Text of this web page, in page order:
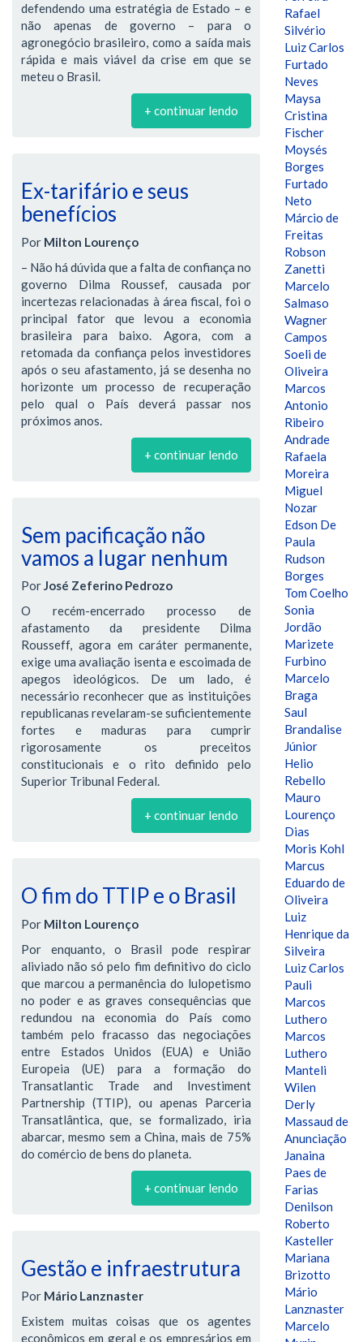
defendendo uma estratégia de Estado – e
não apenas de governo – para o
agronegócio brasileiro, como a saída mais
rápida e mais viável da crise em que se
meteu o Brasil.
+ continuar lendo
Ex-tarifário e seus
benefícios
Por Milton Lourenço
– Não há dúvida que a falta de confiança no
governo Dilma Roussef, causada por
incertezas relacionadas à área fiscal, foi o
principal fator que levou a economia
brasileira para baixo. Agora, com a
retomada da confiança pelos investidores
após o seu afastamento, já se desenha no
horizonte um processo de recuperação
pelo qual o País deverá passar nos
próximos anos.
+ continuar lendo
Sem pacificação não
vamos a lugar nenhum
PorJosé Zeferino Pedrozo
O recém-encerrado processo de
afastamento da presidente Dilma
Rousseff, agora em caráter permanente,
exige uma avaliação isenta e escoimada de
apegos ideológicos. De um lado, é
necessário reconhecer que as instituições
republicanas revelaram-se suficientemente
fortes e maduras para cumprir
rigorosamente os preceitos
constitucionais e o rito definido pelo
Superior Tribunal Federal.
+ continuar lendo
O fim do TTIP e o Brasil
Por Milton Lourenço
Por enquanto, o Brasil pode respirar
aliviado não só pelo fim definitivo do ciclo
que marcou a permanência do lulopetismo
no poder e as graves consequências que
redundou na economia do País como
também pelo fracasso das negociações
entre Estados Unidos (EUA) e União
Europeia (UE) para a formação do
Transatlantic Trade and Investiment
Partnership (TTIP), ou apenas Parceria
Transatlântica, que, se formalizado, iria
abarcar, mesmo sem a China, mais de 75%
do comércio de bens do planeta.
+ continuar lendo
Gestão e infraestrutura
Por Mário Lanznaster
Existem muitas coisas que os agentes
econômicos em geral e os empresários em
Rafael
Silvério
Luiz Carlos
Furtado
Neves
Maysa
Cristina
Fischer
Moysés
Borges
Furtado
Neto
Márcio de
Freitas
Robson
Zanetti
Marcelo
Salmaso
Wagner
Campos
Soeli de
Oliveira
Marcos
Antonio
Ribeiro
Andrade
Rafaela
Moreira
Miguel
Nozar
Edson De
Paula
Rudson
Borges
Tom Coelho
Sonia
Jordão
Marizete
Furbino
Marcelo
Braga
Saul
Brandalise
Júnior
Helio
Rebello
Mauro
Lourenço
Dias
Moris Kohl
Marcus
Eduardo de
Oliveira
Luiz
Henrique da
Silveira
Luiz Carlos
Pauli
Marcos
Luthero
Marcos
Luthero
Manteli
Wilen
Derly
Massaud de
Anunciação
Janaina
Paes de
Farias
Denilson
Roberto
Kasteller
Mariana
Brizotto
Mário
Lanznaster
Marcelo